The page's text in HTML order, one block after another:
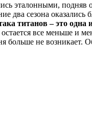
эталонными, подняв
два сезона
титанов – это
все меньше и
больше не возникает.